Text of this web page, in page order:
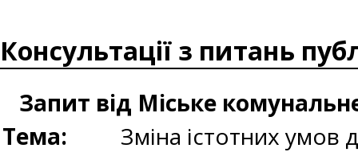
Консультації з питань
Запит від Міське
Тема:
Зміна істотних умов